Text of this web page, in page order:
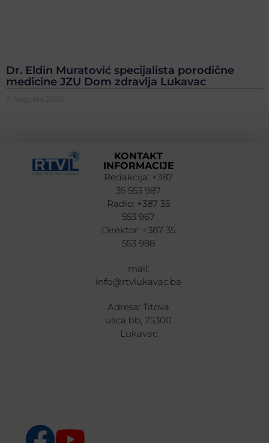
Dr. Eldin Muratović specijalista porodične
medicine JZU Dom zdravlja Lukavac
7. Augusta 2026.
KONTAKT
INFORMACIJE
Redakcija: +387
35 553 987
Radio: +387 35
553 967
Direktor: +387 35
553 988
mail:
info@rtvlukavac.ba
Adresa: Titova
ulica bb, 75300
Lukavac